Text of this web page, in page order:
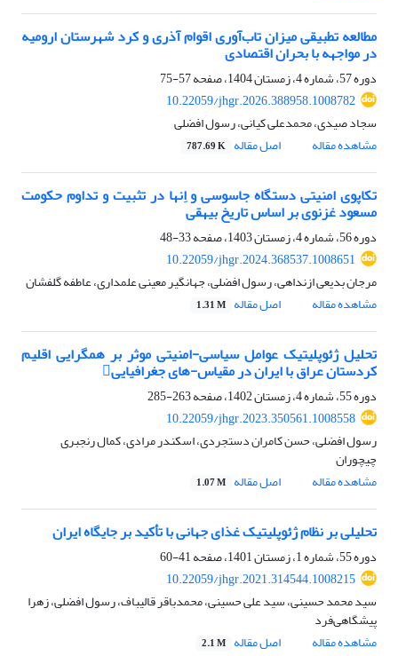
مطالعه تطبیقی میزان تاب‌آوری اقوام آذری و کرد شهرستان ارومیه
در مواجهه با بحران اقتصادی
دوره 57، شماره 4، زمستان 1404، صفحه
57-75
10.22059/jhgr.2026.388958.1008782
سجاد صیدی، محمدعلی کیانی، رسول افضلی
مشاهده مقاله
اصل مقاله 787.69 K
تکاپوی امنیتی دستگاه جاسوسی و اِنها در تثبیت و تداوم حکومت
مسعود غزنوی بر اساس تاریخ بیهقی
دوره 56، شماره 4، زمستان 1403، صفحه
33-48
10.22059/jhgr.2024.368537.1008651
مرجان بدیعی ازنداهی، رسول افضلی، جهانگیر معینی علمداری، عاطفه گلفشان
مشاهده مقاله
اصل مقاله 1.31 M
تحلیل ژئوپلیتیک عوامل سیاسی-امنیتی موثر بر همگرایی اقلیم
کردستان عراق با ایران در مقیاس-های جغرافیایی
دوره 55، شماره 4، زمستان 1402، صفحه
263-285
10.22059/jhgr.2023.350561.1008558
رسول افضلی، حسن کامران دستجردی، اسکندر مرادی، کمال رنجبری
چیچوران
مشاهده مقاله
اصل مقاله 1.07 M
تحلیلی بر نظام ژئوپلیتیک غذای جهانی با تأکید بر جایگاه ایران
دوره 55، شماره 1، زمستان 1401، صفحه
41-60
10.22059/jhgr.2021.314544.1008215
سید محمد حسینی، سید علی حسینی، محمدباقر قالیباف، رسول افضلی، زهرا
پیشگاهی‌فرد
مشاهده مقاله
اصل مقاله 2.1 M